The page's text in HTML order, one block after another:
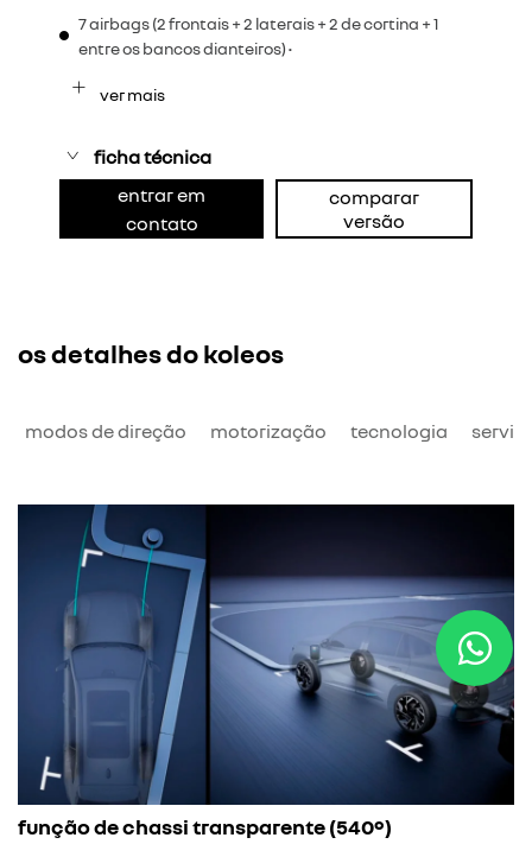
7 airbags (2 frontais + 2 laterais + 2 de cortina + 1
entre os bancos dianteiros) •
ver mais
ficha técnica
entrar em
contato
comparar
versão
os detalhes do koleos
modos de direção motorização tecnologia
função de chassi transparente (540º)